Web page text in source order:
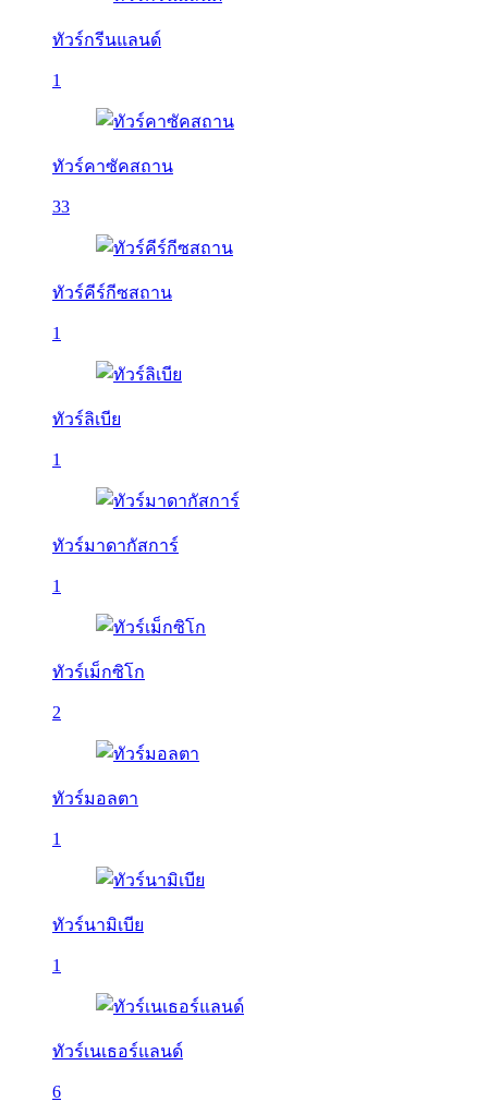
ทัวร์กรีนแลนด์
1
ทัวร์คาซัคสถาน
33
ทัวร์คีร์กีซสถาน
1
ทัวร์ลิเบีย
1
ทัวร์มาดากัสการ์
1
ทัวร์เม็กซิโก
2
ทัวร์มอลตา
1
ทัวร์นามิเบีย
1
ทัวร์เนเธอร์แลนด์
6